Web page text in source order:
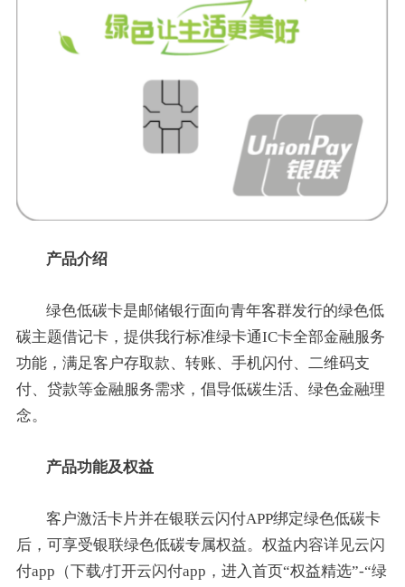
产品介绍
绿色低碳卡是邮储银行面向青年客群发行的绿色低
碳主题借记卡，提供我行标准绿卡通IC卡全部金融服务
功能，满足客户存取款、转账、手机闪付、二维码支
付、贷款等金融服务需求，倡导低碳生活、绿色金融理
念。
产品功能及权益
客户激活卡片并在银联云闪付APP绑定绿色低碳卡
后，可享受银联绿色低碳专属权益。权益内容详见云闪
付app（下载/打开云闪付app，进入首页“权益精选”-“绿